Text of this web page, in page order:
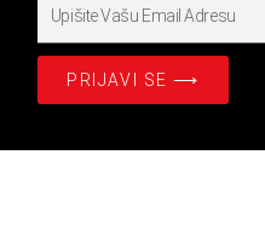
Email
PRIJAVI SE ⟶